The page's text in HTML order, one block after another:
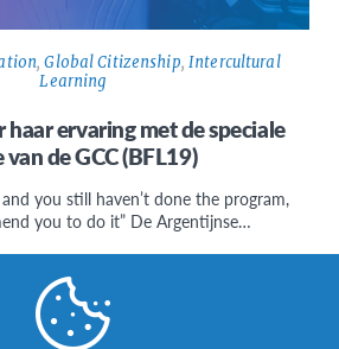
,Global Citizenship,Intercultural
Learning
ervaring met de speciale
de GCC (BFL19)
you still haven’t done the program,
you to do it” De Argentijnse…